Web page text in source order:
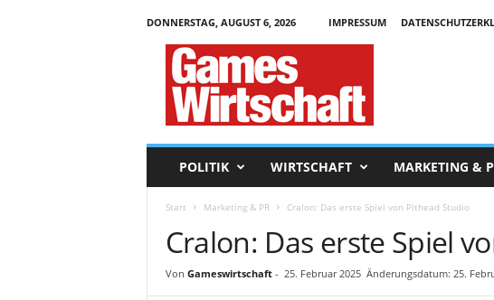
DONNERSTAG, AUGUST 6, 2026 IMPRESSUM
POLITIK WIRTSCHAFT MARKETING &
Start Marketing & PR Cralon: Das erste Spiel von Pithead Studio
Cralon: Das erste Spiel
Von Gameswirtschaft- 25. Februar 2025 Änderungsdatum: 25.